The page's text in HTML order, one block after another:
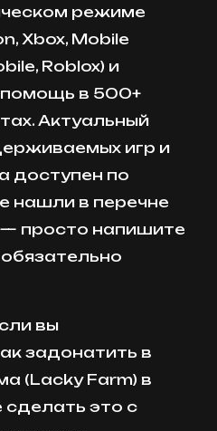
режиме
Xbox, Mobile
Roblox) и
помощь в 500+
Актуальный
игр и
доступен по
нашли в перечне
просто напишите
вы
задонатить в
(Lacky Farm) в
сделать это с